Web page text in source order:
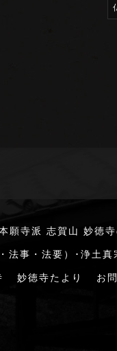
願寺派 志賀山 妙徳
法事・法要）･浄土
妙徳寺たより お